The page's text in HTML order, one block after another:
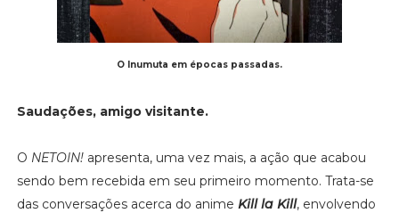
O Inumuta em épocas passadas.
Saudações, amigo visitante.
O NETOIN!apresenta, uma vez mais, a ação que acabou
sendo bem recebida em seu primeiro momento. Trata-se
das conversações acerca do anime Kill la Kill, envolvendo